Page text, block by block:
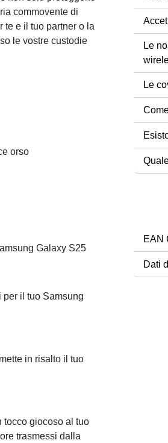
commovente di
te e il tuo partner o la
le vostre custodie
orso
Galaxy S25
per il tuo Samsung
in risalto il tuo
tocco giocoso al tuo
trasmessi dalla
Le
Le
EAN
Dati